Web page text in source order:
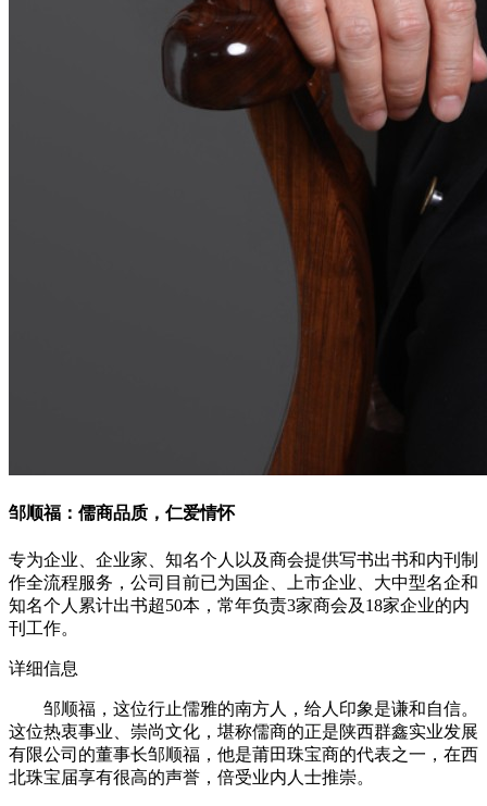
邹顺福：儒商品质，仁爱情怀
专为企业、企业家、知名个人以及商会提供写书出书和内刊制
作全流程服务，公司目前已为国企、上市企业、大中型名企和
知名个人累计出书超50本，常年负责3家商会及18家企业的内
刊工作。
详细信息
邹顺福，这位行止儒雅的南方人，给人印象是谦和自信。
这位热衷事业、崇尚文化，堪称儒商的正是陕西群鑫实业发展
有限公司的董事长邹顺福，他是莆田珠宝商的代表之一，在西
北珠宝届享有很高的声誉，倍受业内人士推崇。